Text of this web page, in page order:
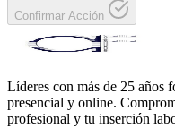
Confirmar Acción
Líderes con más de 25 años
presencial y online.
profesional y tu inserción